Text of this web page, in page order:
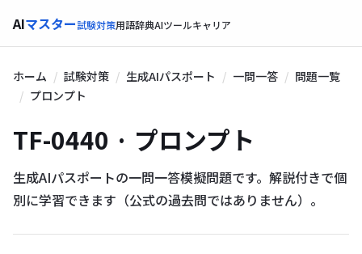
AIマスター試験対策用語辞典AIツールキャリア
ホーム 試験対策 生成AIパスポート 一問一答
問題一覧
プロンプト
TF-0440 · プロンプト
生成AIパスポートの一問一答模擬問題です。解説付きで個
別に学習できます（公式の過去問ではありません）。